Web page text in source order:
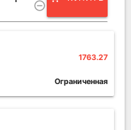
remove_circle_outline
1763.27
Ограниченная